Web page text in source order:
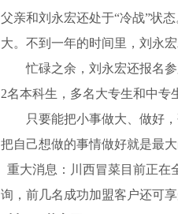
父亲和刘永宏还处于“冷战”状
大。不到一年的时间里，刘永
忙碌之余，刘永宏还报名参
2名本科生，多名大专生和中专
只要能把小事做大、做好，
把自己想做的事情做好就是最大
重大消息：川西冒菜目前正在
询，前几名成功加盟客户还可